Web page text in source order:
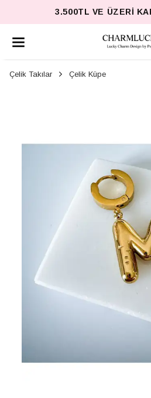
3.500TL VE ÜZERI
Çelik Takılar Çelik Küpe